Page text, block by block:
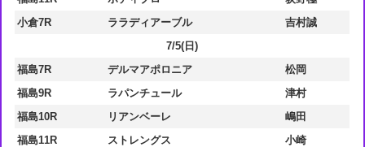
小倉7R
ララディアーブル
吉村誠
7/5(日)
福島7R
デルマアポロニア
松岡
福島9R
ラパンチュール
津村
福島10R
リアンベーレ
嶋田
福島11R
ストレングス
小崎